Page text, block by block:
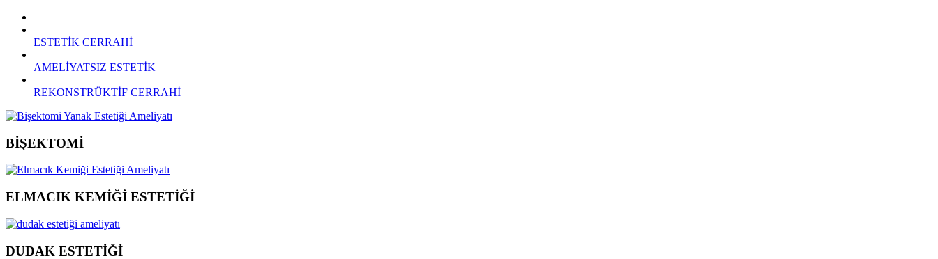
ESTETİK CERRAHİ
AMELİYATSIZ ESTETİK
REKONSTRÜKTİF CERRAHİ
BİŞEKTOMİ
ELMACIK KEMİĞİ ESTETİĞİ
DUDAK ESTETİĞİ